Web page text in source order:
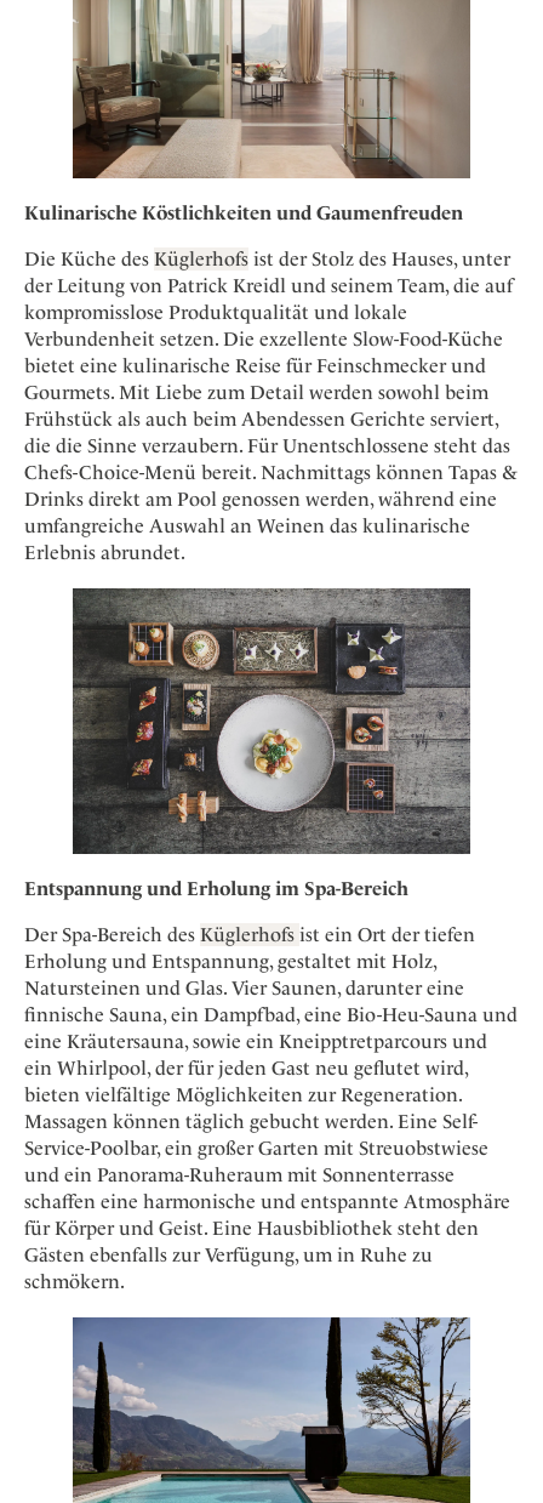
Kulinarische Köstlichkeiten und Gaumenfreuden
Die Küche des Küglerhofs ist der Stolz des Hauses, unter
der Leitung von Patrick Kreidl und seinem Team, die auf
kompromisslose Produktqualität und lokale
Verbundenheit setzen. Die exzellente Slow-Food-Küche
bietet eine kulinarische Reise für Feinschmecker und
Gourmets. Mit Liebe zum Detail werden sowohl beim
Frühstück als auch beim Abendessen Gerichte serviert,
die die Sinne verzaubern. Für Unentschlossene steht das
Chefs-Choice-Menü bereit. Nachmittags können Tapas &
Drinks direkt am Pool genossen werden, während eine
umfangreiche Auswahl an Weinen das kulinarische
Erlebnis abrundet.
Entspannung und Erholung im Spa-Bereich
Der Spa-Bereich des Küglerhofs ist ein Ort der tiefen
Erholung und Entspannung, gestaltet mit Holz,
Natursteinen und Glas. Vier Saunen, darunter eine
finnische Sauna, ein Dampfbad, eine Bio-Heu-Sauna und
eine Kräutersauna, sowie ein Kneipptretparcours und
ein Whirlpool, der für jeden Gast neu geflutet wird,
bieten vielfältige Möglichkeiten zur Regeneration.
Massagen können täglich gebucht werden. Eine Self-
Service-Poolbar, ein großer Garten mit Streuobstwiese
und ein Panorama-Ruheraum mit Sonnenterrasse
schaffen eine harmonische und entspannte Atmosphäre
für Körper und Geist. Eine Hausbibliothek steht den
Gästen ebenfalls zur Verfügung, um in Ruhe zu
schmökern.